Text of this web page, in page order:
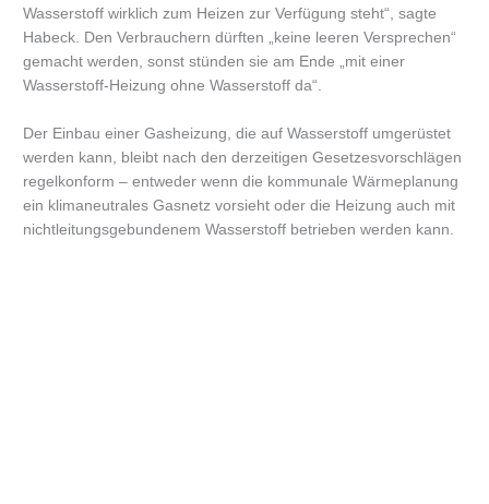
Wasserstoff wirklich zum Heizen zur Verfügung steht“, sagte
Habeck. Den Verbrauchern dürften „keine leeren Versprechen“
gemacht werden, sonst stünden sie am Ende „mit einer
Wasserstoff-Heizung ohne Wasserstoff da“.
Der Einbau einer Gasheizung, die auf Wasserstoff umgerüstet
werden kann, bleibt nach den derzeitigen Gesetzesvorschlägen
regelkonform – entweder wenn die kommunale Wärmeplanung
ein klimaneutrales Gasnetz vorsieht oder die Heizung auch mit
nichtleitungsgebundenem Wasserstoff betrieben werden kann.